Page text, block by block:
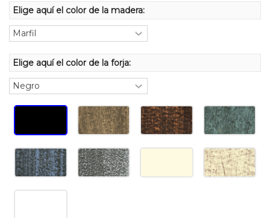
Elige aquí el color de la forja:
Elige aquí el color de la madera: